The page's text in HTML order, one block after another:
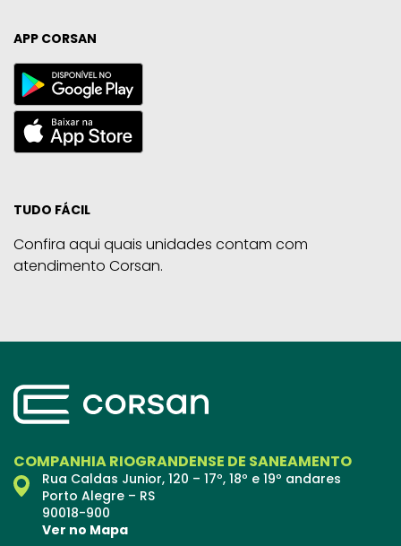
APP CORSAN
TUDO FÁCIL
Confira aqui quais unidades contam com
atendimento Corsan.
COMPANHIA RIOGRANDENSE DE SANEAMENTO
Rua Caldas Junior, 120 – 17º, 18º e 19º andares
Porto Alegre – RS
90018-900
Ver no Mapa